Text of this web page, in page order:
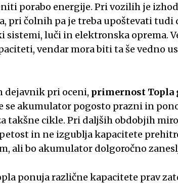
porabo energije. Pri vozilih je
pri čolnih pa je treba upoštevati tudi
sistemi, luči in elektronska oprema.
vendar mora biti ta še vedno
dejavnik pri oceni, primernost Topla
se akumulator pogosto prazni in
takšne cikle. Pri daljših obdobjih
in ne izgublja kapacitete
ali bo akumulator dolgoročno
ponuja različne kapacitete prav